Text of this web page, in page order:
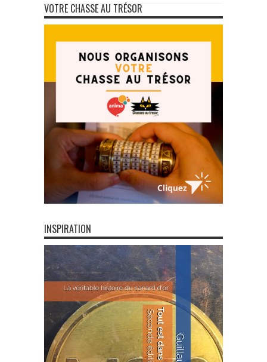
VOTRE CHASSE AU TRÉSOR
INSPIRATION